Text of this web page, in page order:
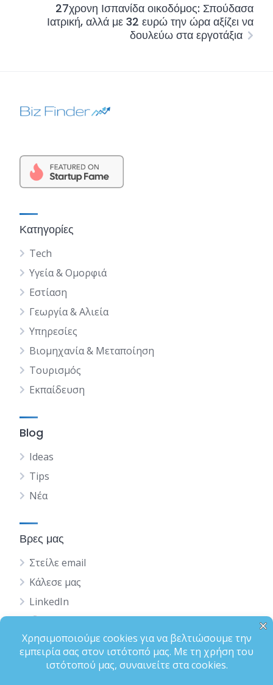
27χρονη Ισπανίδα οικοδόμος: Σπούδασα
Ιατρική, αλλά με 32 ευρώ την ώρα αξίζει να
δουλεύω στα εργοτάξια
Κατηγορίες
Tech
Υγεία & Ομορφιά
Εστίαση
Γεωργία & Αλιεία
Υπηρεσίες
Βιομηχανία & Μεταποίηση
Τουρισμός
Εκπαίδευση
Blog
Ideas
Tips
Νέα
Βρες μας
Στείλε email
Κάλεσε μας
LinkedIn